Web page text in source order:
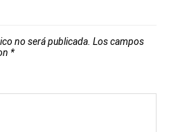
no será publicada. Los campos
*